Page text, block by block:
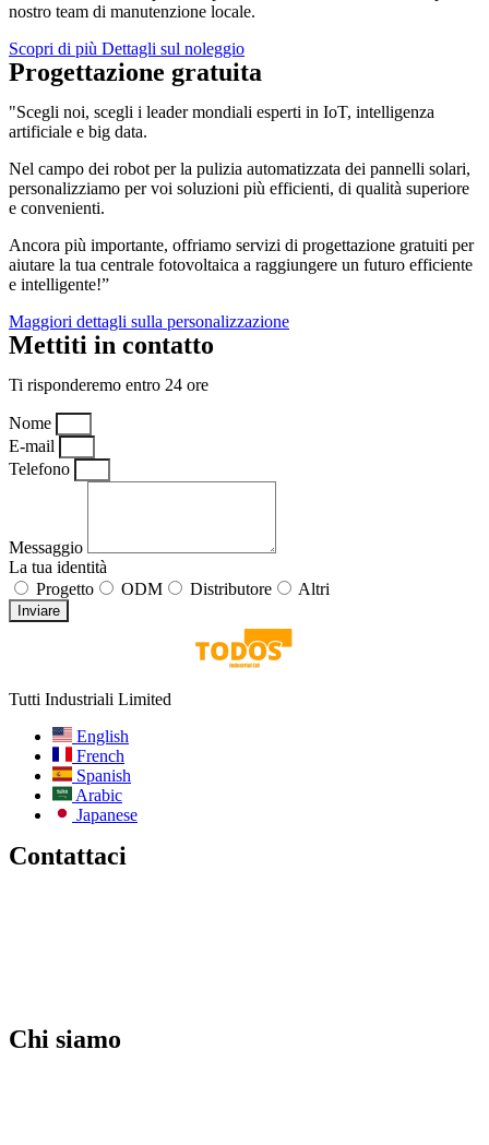
nostro team di manutenzione locale.
Scopri di più Dettagli sul noleggio
Progettazione gratuita
"Scegli noi, scegli i leader mondiali esperti in IoT, intelligenza
artificiale e big data.
Nel campo dei robot per la pulizia automatizzata dei pannelli solari,
personalizziamo per voi soluzioni più efficienti, di qualità superiore
e convenienti.
Ancora più importante, offriamo servizi di progettazione gratuiti per
aiutare la tua centrale fotovoltaica a raggiungere un futuro efficiente
e intelligente!”
Maggiori dettagli sulla personalizzazione
Mettiti in contatto
Ti risponderemo entro 24 ore
Nome
E-mail
Telefono
Messaggio
La tua identità
Progetto
ODM Distributore Altri
Inviare
Tutti Industriali Limited
English
French
Spanish
Arabic
Japanese
Contattaci
Chi siamo